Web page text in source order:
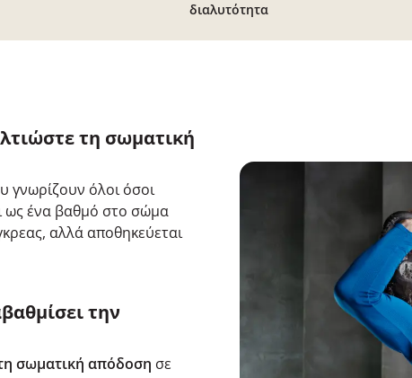
διαλυτότητα
τη σωματική
γνωρίζουν όλοι όσοι
ως ένα βαθμό στο σώμα
αλλά αποθηκεύεται
την
σωματική απόδοση σε